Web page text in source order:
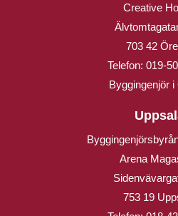
Creative
703 42
Telefon: 019-
Byggingenjör i
Arena
753 19